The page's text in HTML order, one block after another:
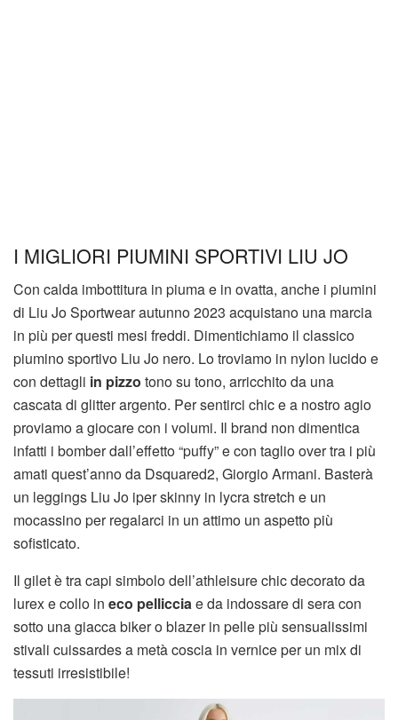
I MIGLIORI PIUMINI SPORTIVI LIU JO
Con calda imbottitura in piuma e in ovatta, anche i piumini
di Liu Jo Sportwear autunno 2023 acquistano una marcia
in più per questi mesi freddi. Dimentichiamo il classico
piumino sportivo Liu Jo nero. Lo troviamo in nylon lucido e
con dettagli in pizzo tono su tono, arricchito da una
cascata di glitter argento. Per sentirci chic e a nostro agio
proviamo a giocare con i volumi. Il brand non dimentica
infatti i bomber dall’effetto “puffy” e con taglio over tra i più
amati quest’anno da Dsquared2, Giorgio Armani. Basterà
un leggings Liu Jo iper skinny in lycra stretch e un
mocassino per regalarci in un attimo un aspetto più
sofisticato.
Il gilet è tra capi simbolo dell’athleisure chic decorato da
lurex e collo in eco pellicciae da indossare di sera con
sotto una giacca biker o blazer in pelle più sensualissimi
stivali cuissardes a metà coscia in vernice per un mix di
tessuti irresistibile!